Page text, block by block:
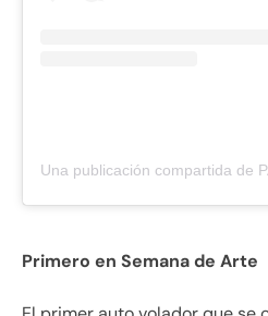
Primero en Semana de Arte